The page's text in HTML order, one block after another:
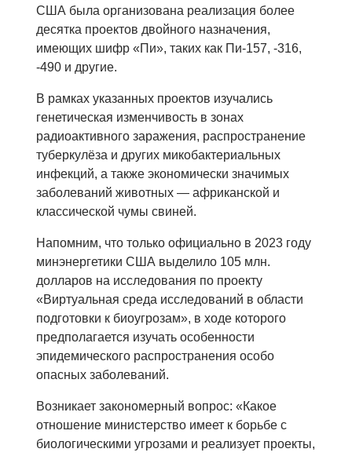
США была организована реализация более
десятка проектов двойного назначения,
имеющих шифр «Пи», таких как Пи-157, -316,
-490 и другие.
В рамках указанных проектов изучались
генетическая изменчивость в зонах
радиоактивного заражения, распространение
туберкулёза и других микобактериальных
инфекций, а также экономически значимых
заболеваний животных — африканской и
классической чумы свиней.
Напомним, что только официально в 2023 году
минэнергетики США выделило 105 млн.
долларов на исследования по проекту
«Виртуальная среда исследований в области
подготовки к биоугрозам», в ходе которого
предполагается изучать особенности
эпидемического распространения особо
опасных заболеваний.
Возникает закономерный вопрос: «Какое
отношение министерство имеет к борьбе с
биологическими угрозами и реализует проекты,